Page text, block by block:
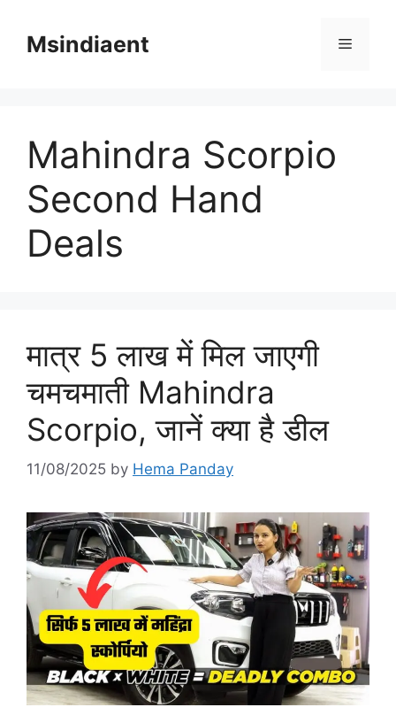
contentMsindiaent Menu
Mahindra Scorpio
Second Hand
Deals
मात्र 5 लाख में मिल जाएगी
चमचमाती Mahindra
Scorpio, जानें क्या है डील
11/08/2025 by Hema Panday